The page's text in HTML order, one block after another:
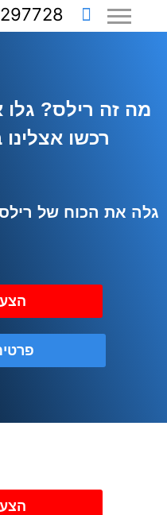
מה זה רילס?
רכשו אצלינו
גלה את הכוח של